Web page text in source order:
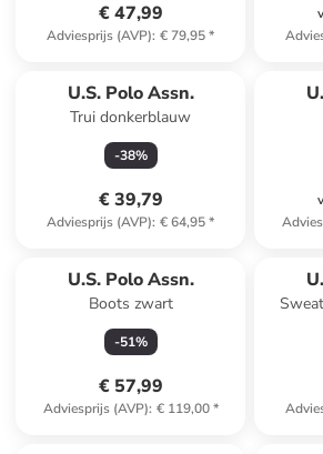
€ 47,99
Adviesprijs (AVP): € 79,95*
U.S. Polo Assn.
Trui donkerblauw
-38%
€ 39,79
Adviesprijs (AVP): € 64,95*
U.S. Polo Assn.
Boots zwart
-51%
€ 57,99
Adviesprijs (AVP): € 119,00*